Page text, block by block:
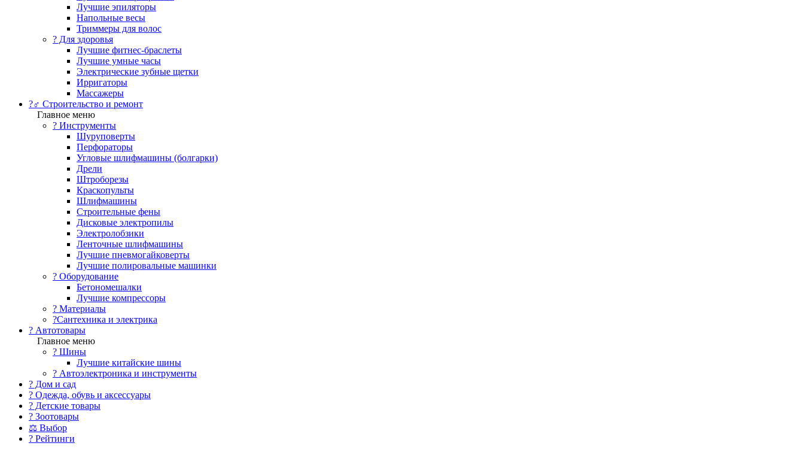
Лучшие эпиляторы
Напольные весы
Триммеры для волос
? Для здоровья
Лучшие фитнес-браслеты
Лучшие умные часы
Электрические зубные щетки
Ирригаторы
Массажеры
?‍♂️ Строительство и ремонт
Главное меню
?️ Инструменты
Шуруповерты
Перфораторы
Угловые шлифмашины (болгарки)
Дрели
Штроборезы
Краскопульты
Шлифмашины
Строительные фены
Дисковые электропилы
Электролобзики
Ленточные шлифмашины
Лучшие пневмогайковерты
Лучшие полировальные машинки
?️ Оборудование
Бетономешалки
Лучшие компрессоры
? Материалы
?Сантехника и электрика
? Автотовары
Главное меню
? Шины
Лучшие китайские шины
? Автоэлектроника и инструменты
? Дом и сад
? Одежда, обувь и аксессуары
? Детские товары
? Зоотовары
⚖ Выбор
? Рейтинги